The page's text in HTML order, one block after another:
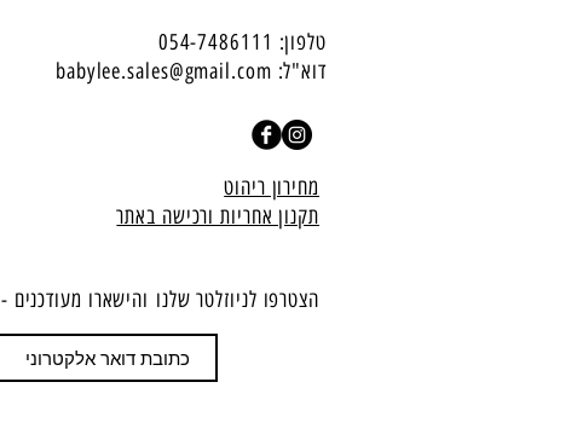
טלפון: 054-7486111
דוא"ל: babylee.sales@gmail.com
מחירון ריהוט
תקנון אחריות ורכישה באתר
הצטרפו לניוזלטר שלנו ​והישארו מעודכנים -